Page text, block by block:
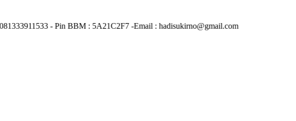
- Pin BBM : 5A21C2F7 -Email : hadisukirno@gmail.com